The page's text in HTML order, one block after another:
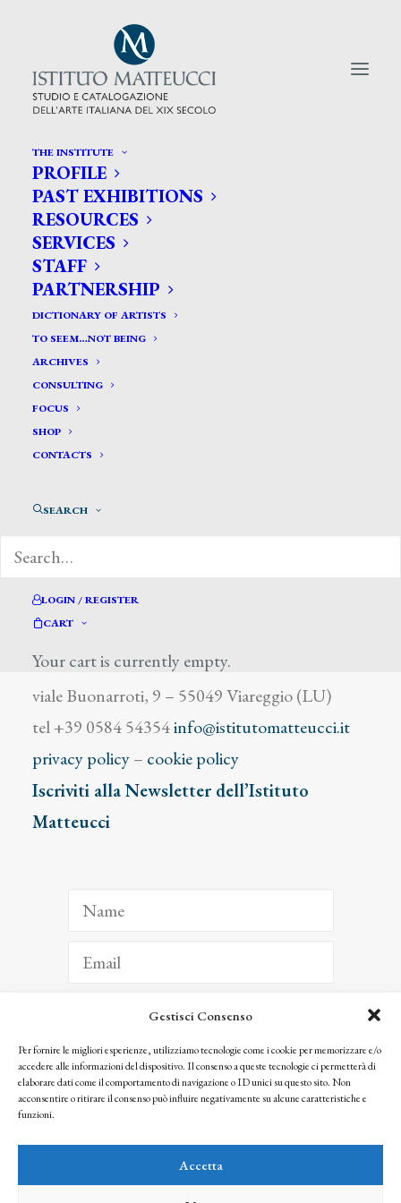
Gestisci Consenso
Per fornire le migliori esperienze, utilizziamo tecnologie come i cookie per memorizzare e/o
accedere alle informazioni del dispositivo. Il consenso a queste tecnologie ci permetterà di
elaborare dati come il comportamento di navigazione o ID unici su questo sito. Non
acconsentire o ritirare il consenso può influire negativamente su alcune caratteristiche e
funzioni.
Accetta
THE INSTITUTE
PROFILE
PAST EXHIBITIONS
RESOURCES
SERVICES
STAFF
PARTNERSHIP
DICTIONARY OF ARTISTS
TO SEEM…NOT BEING
ARCHIVES
CONSULTING
FOCUS
SHOP
CONTACTS
SEARCH
LOGIN / REGISTER
CART
Your cart is currently empty.
CERCA TRA GLI ARTISTI:
Search
for:
Vestri Teresina
Istituto Matteucci
viale Buonarroti, 9 – 55049 Viareggio (LU)
tel +39 0584 54354info@istitutomatteucci.it
privacy policy– cookie policy
Iscriviti alla Newsletter dell’Istituto
Matteucci
ISCRIVITI
Facendo clic per iscriverti, riconosci che le tue informazioni saranno trattate
seguendo la nostra Privacy Policy
© 2025 Istituto Matteucci. All right reserved
l’autorizzazione scritta dei proprietari dei diritti e dell’Istituto Matteucci